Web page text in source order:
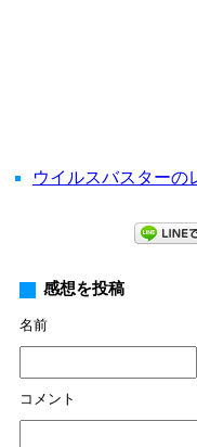
ウイルスバスターの
感想を投稿
名前
コメント